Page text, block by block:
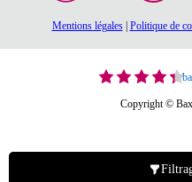
Mentions légales| Politique de
Copyright ©